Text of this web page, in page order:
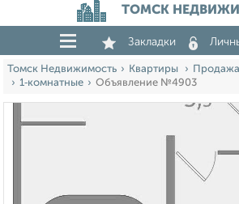
ТОМСК
Закладки
Томск Недвижимость Квартиры
Продажа
1‑комнатные
Объявление №4903